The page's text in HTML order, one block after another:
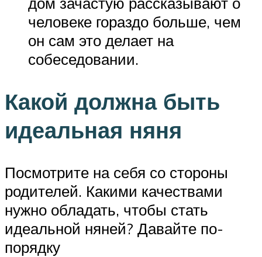
человеке гораздо больше, чем
он сам это делает на
собеседовании.
Какой должна быть
идеальная няня
Посмотрите на себя со стороны
родителей. Какими качествами
нужно обладать, чтобы стать
идеальной няней? Давайте по-
порядку